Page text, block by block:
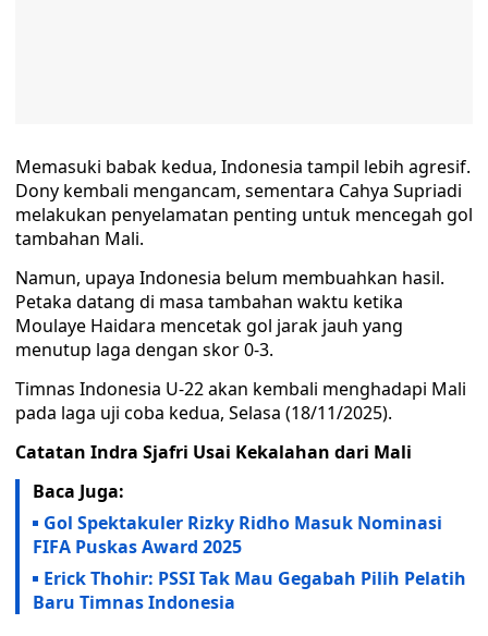
Memasuki babak kedua, Indonesia tampil lebih agresif.
Dony kembali mengancam, sementara Cahya Supriadi
melakukan penyelamatan penting untuk mencegah gol
tambahan Mali.
Namun, upaya Indonesia belum membuahkan hasil.
Petaka datang di masa tambahan waktu ketika
Moulaye Haidara mencetak gol jarak jauh yang
menutup laga dengan skor 0-3.
Timnas Indonesia U-22 akan kembali menghadapi Mali
pada laga uji coba kedua, Selasa (18/11/2025).
Catatan Indra Sjafri Usai Kekalahan dari Mali
Baca Juga:
Gol Spektakuler Rizky Ridho Masuk Nominasi
FIFA Puskas Award 2025
Erick Thohir: PSSI Tak Mau Gegabah Pilih Pelatih
Baru Timnas Indonesia